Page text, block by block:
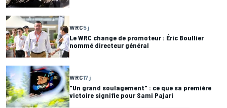
WRC5 j
Le WRC change de promoteur : Éric Boullier
nommé directeur général
WRC17 j
"Un grand soulagement" : ce que sa première
victoire signifie pour Sami Pajari